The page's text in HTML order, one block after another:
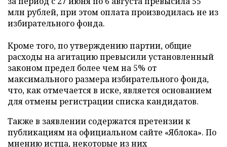
млн рублей, при этом оплата производилась не из
избирательного фонда.
Кроме того, по утверждению партии, общие
расходы на агитацию превысили установленный
законом предел более чем на 5% от
максимального размера избирательного фонда,
что, как отмечается в иске, является основанием
для отмены регистрации списка кандидатов.
Также в заявлении содержатся претензии к
публикациям на официальном сайте «Яблока». По
мнению истца, некоторые из них